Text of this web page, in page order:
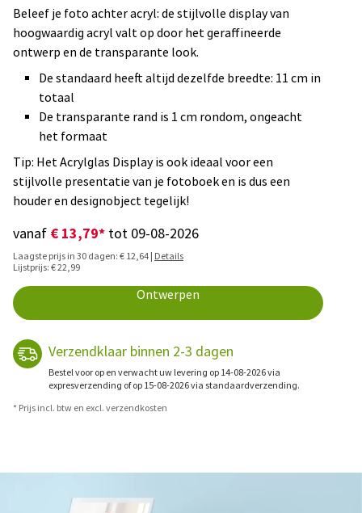
Beleef je foto achter acryl: de stijlvolle display van
hoogwaardig acryl valt op door het geraffineerde
ontwerp en de transparante look.
De standaard heeft altijd dezelfde breedte: 11 cm in
totaal
De transparante rand is 1 cm rondom, ongeacht
het formaat
Tip: Het Acrylglas Display is ook ideaal voor een
stijlvolle presentatie van je fotoboek en is dus een
houder en designobject tegelijk!
vanaf € 13,79* tot 09-08-2026
Laagste prijs in 30 dagen: € 12,64 | Details
Lijstprijs: € 22,99
Ontwerpen
Verzendklaar binnen 2-3 dagen
Bestel voor op en verwacht uw levering op 14-08-2026 via
expresverzending of op 15-08-2026 via standaardverzending.
* Prijs incl. btw en excl. verzendkosten